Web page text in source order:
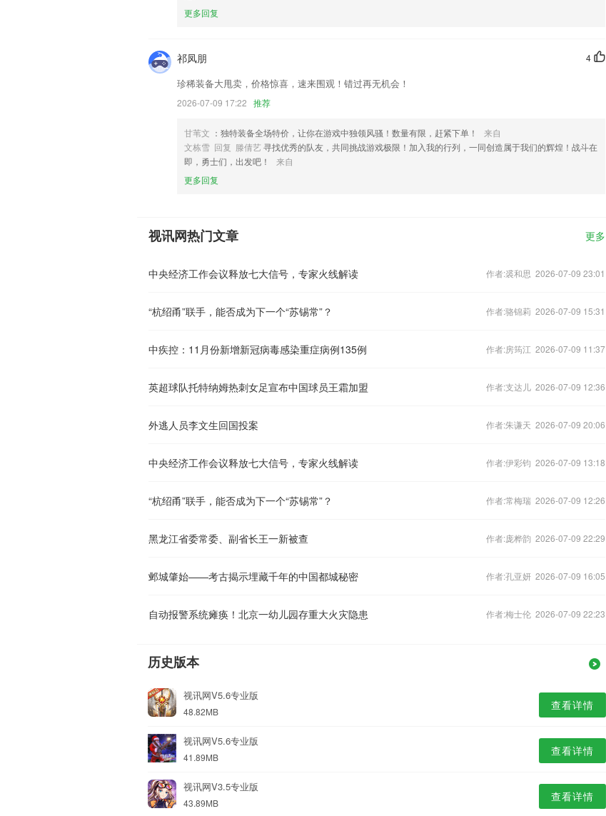
更多回复
4
祁凤朋
珍稀装备大甩卖，价格惊喜，速来围观！错过再无机会！
2026-07-09 17:22 推荐
甘苇文 ：独特装备全场特价，让你在游戏中独领风骚！数量有限，赶紧下单！
来自
文栋雪 回复 滕倩艺 寻找优秀的队友，共同挑战游戏极限！加入我的行列，一同创造属于我们的辉煌！战斗在
即，勇士们，出发吧！
来自
更多回复
视讯网热门文章 更多
中央经济工作会议释放七大信号，专家火线解读 作者:裘和思 2026-07-09 23:01
“杭绍甬”联手，能否成为下一个“苏锡常”？ 作者:骆锦莉 2026-07-09 15:31
中疾控：11月份新增新冠病毒感染重症病例135例 作者:房筠江 2026-07-09 11:37
英超球队托特纳姆热刺女足宣布中国球员王霜加盟 作者:支达儿 2026-07-09 12:36
外逃人员李文生回国投案 作者:朱谦天 2026-07-09 20:06
中央经济工作会议释放七大信号，专家火线解读 作者:伊彩钧 2026-07-09 13:18
“杭绍甬”联手，能否成为下一个“苏锡常”？ 作者:常梅瑞 2026-07-09 12:26
黑龙江省委常委、副省长王一新被查 作者:庞桦韵 2026-07-09 22:29
邺城肇始——考古揭示埋藏千年的中国都城秘密 作者:孔亚妍 2026-07-09 16:05
自动报警系统瘫痪！北京一幼儿园存重大火灾隐患 作者:梅士伦 2026-07-09 22:23
历史版本
视讯网V5.6专业版
48.82MB 查看详情
视讯网V5.6专业版
41.89MB 查看详情
视讯网V3.5专业版
43.89MB 查看详情